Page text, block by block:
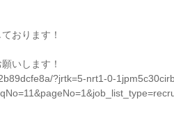
おります！
いします！
?jrtk=5-nrt1-0-